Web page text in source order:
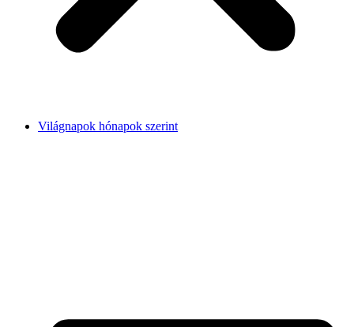
Világnapok hónapok szerint